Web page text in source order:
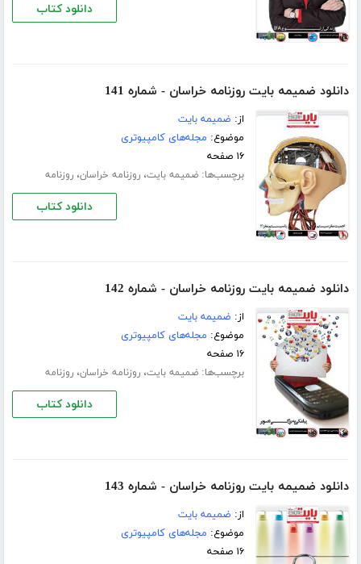
دانلود کتاب
دانلود ضمیمه بایت روزنامه خراسان - شماره 141
از: ضمیمه بایت
موضوع: مجله‌های کامپیوتری
۱۶ صفحه
برچسب‌ها:ضمیمه بایت،روزنامه خراسان،روزنامه
دانلود کتاب
دانلود ضمیمه بایت روزنامه خراسان - شماره 142
از: ضمیمه بایت
موضوع: مجله‌های کامپیوتری
۱۶ صفحه
برچسب‌ها:ضمیمه بایت،روزنامه خراسان،روزنامه
دانلود کتاب
دانلود ضمیمه بایت روزنامه خراسان - شماره 143
از: ضمیمه بایت
موضوع: مجله‌های کامپیوتری
۱۶ صفحه